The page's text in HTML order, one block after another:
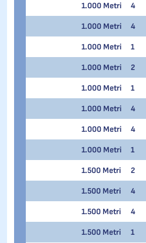
1.000 Metri 4
1.000 Metri 4
1.000 Metri 1
1.000 Metri 2
1.000 Metri 1
1.000 Metri 4
1.000 Metri 4
1.000 Metri 1
1.500 Metri 2
1.500 Metri 4
1.500 Metri 4
1.500 Metri 1